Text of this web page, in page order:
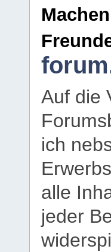
Auf die
ich
alle
jeder